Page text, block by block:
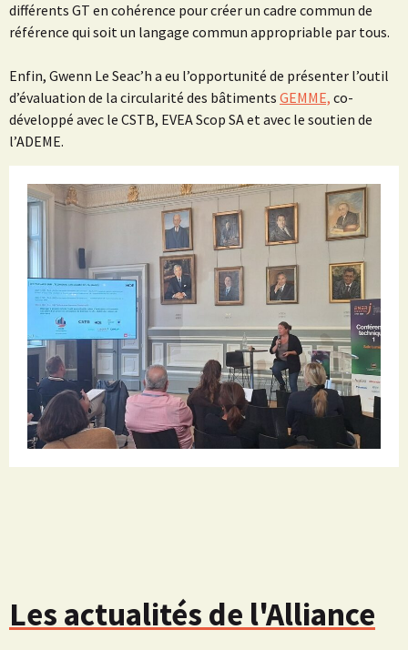
différents GT en cohérence pour créer un cadre commun de
référence qui soit un langage commun appropriable par tous.
Enfin, Gwenn Le Seac’h a eu l’opportunité de présenter l’outil
d’évaluation de la circularité des bâtiments GEMME, co-
développé avec le CSTB, EVEA Scop SA et avec le soutien de
l’ADEME.
Les actualités de l'Alliance